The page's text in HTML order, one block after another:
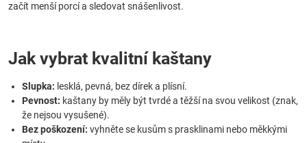
začít menší porcí a sledovat snášenlivost.
Jak vybrat kvalitní kaštany
Slupka: lesklá, pevná, bez dírek a plísní.
Pevnost: kaštany by měly být tvrdé a těžší na svou velikost (znak,
že nejsou vysušené).
Bez poškození: vyhněte se kusům s prasklinami nebo měkkými